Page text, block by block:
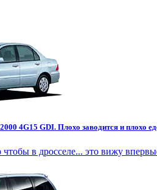
4G15 GDI. Плохо заводится и плохо
в дросселе... это вижу